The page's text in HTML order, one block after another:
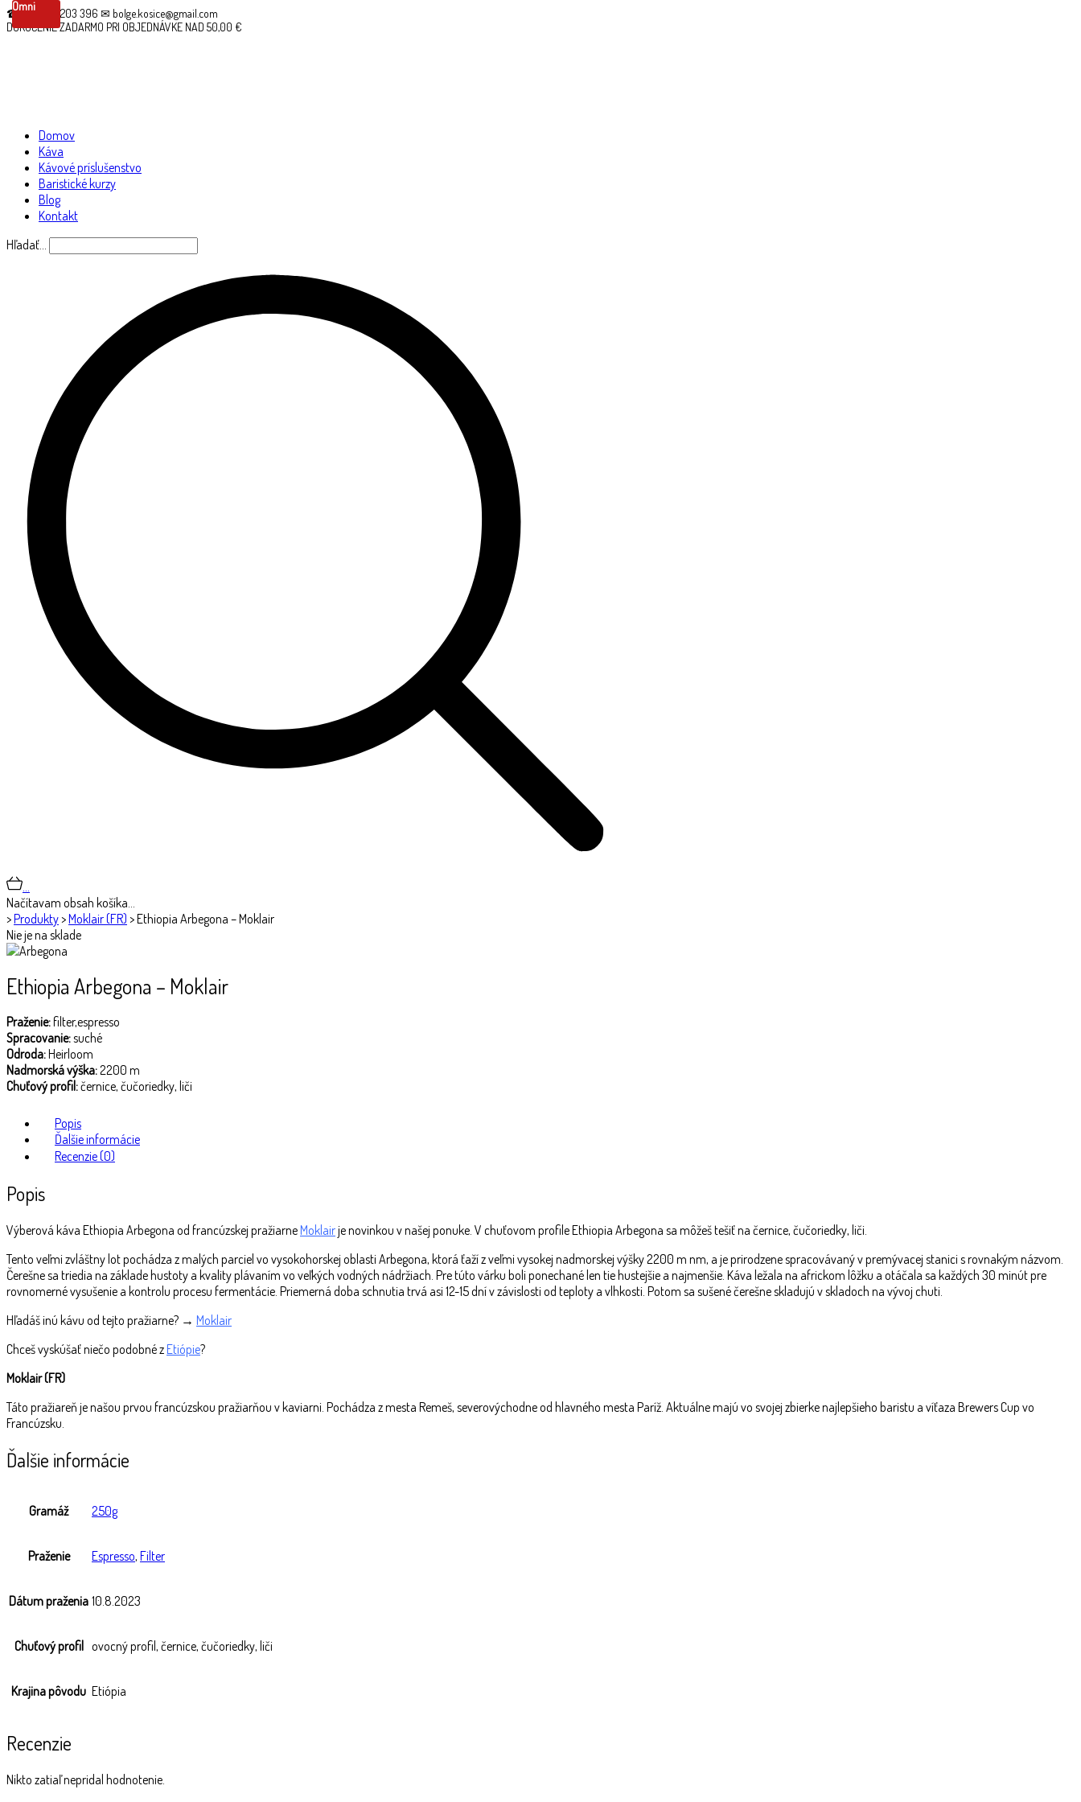
☎ +421 910 203 396 ✉ bolge.kosice@gmail.com
DORUČENIE ZADARMO PRI OBJEDNÁVKE NAD 50,00 €
Domov
Káva
Kávové príslušenstvo
Baristické kurzy
Blog
Kontakt
Hľadať…
…
Načítavam obsah košíka…
>Produkty>Moklair (FR) >Ethiopia Arbegona – Moklair
Nie je na sklade
Omni
Ethiopia Arbegona – Moklair
Praženie:filter,espresso
Spracovanie:suché
Odroda:Heirloom
Nadmorská výška:2200 m
Chuťový profil:černice, čučoriedky, liči
Popis
Ďalšie informácie
Recenzie (0)
Popis
Výberová káva Ethiopia Arbegona od francúzskej pražiarne Moklairje novinkou v našej ponuke. V chuťovom profile Ethiopia Arbegona sa môžeš tešiť na černice, čučoriedky, liči.
Tento veľmi zvláštny lot pochádza z malých parciel vo vysokohorskej oblasti Arbegona, ktorá ťaží z veľmi vysokej nadmorskej výšky 2200 m nm, a je prirodzene spracovávaný v premývacej stanici s rovnakým názvom.
Čerešne sa triedia na základe hustoty a kvality plávaním vo veľkých vodných nádržiach. Pre túto várku boli ponechané len tie hustejšie a najmenšie. Káva ležala na africkom lôžku a otáčala sa každých 30 minút pre
rovnomerné vysušenie a kontrolu procesu fermentácie. Priemerná doba schnutia trvá asi 12-15 dní v závislosti od teploty a vlhkosti. Potom sa sušené čerešne skladujú v skladoch na vývoj chuti.
Hľadáš inú kávu od tejto pražiarne? → Moklair
Chceš vyskúšať niečo podobné z Etiópie?
Moklair (FR)
Táto pražiareň je našou prvou francúzskou pražiarňou v kaviarni. Pochádza z mesta Remeš, severovýchodne od hlavného mesta Paríž. Aktuálne majú vo svojej zbierke najlepšieho baristu a víťaza Brewers Cup vo
Francúzsku.
Ďalšie informácie
Gramáž 250g
Praženie Espresso, Filter
Dátum praženia 10.8.2023
Chuťový profil ovocný profil, černice, čučoriedky, liči
Krajina pôvodu Etiópia
Recenzie
Nikto zatiaľ nepridal hodnotenie.